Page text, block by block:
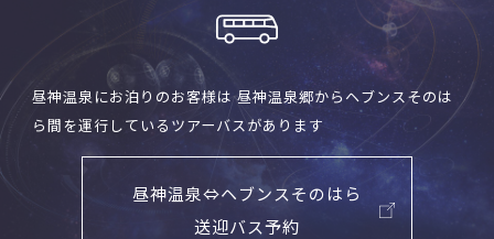
昼神温泉にお泊りのお客様は 昼神温泉郷からヘブンスそのは
ら間を運行しているツアーバスがあります
昼神温泉⇔ヘブンスそのはら
送迎バス予約